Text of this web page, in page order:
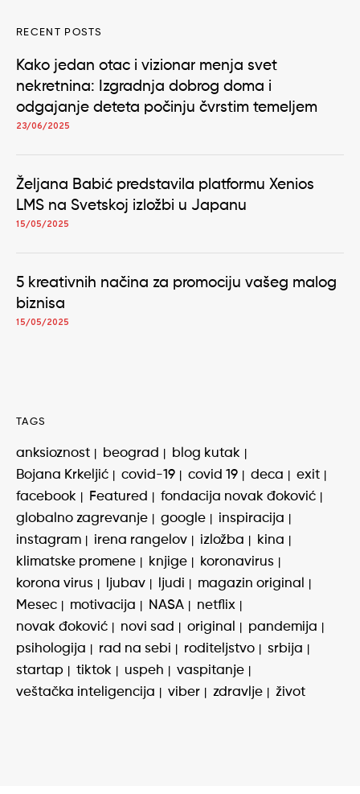
RECENT POSTS
Kako jedan otac i vizionar menja svet
nekretnina: Izgradnja dobrog doma i
odgajanje deteta počinju čvrstim temeljem
23/06/2025
Željana Babić predstavila platformu Xenios
LMS na Svetskoj izložbi u Japanu
15/05/2025
5 kreativnih načina za promociju vašeg malog
biznisa
15/05/2025
TAGS
anksioznost beograd
blog kutak
Bojana Krkeljić
covid-19 covid 19 deca
exit
facebook
Featured
fondacija novak đoković
globalno zagrevanje
google
inspiracija
instagram
irena rangelov izložba
kina
klimatske promene
knjige
koronavirus
korona virus
ljubav ljudi
magazin original
Mesec
motivacija NASA
netflix
novak đoković
novi sad original
pandemija
psihologija
rad na sebi roditeljstvo
srbija
startap
tiktok uspeh
vaspitanje
veštačka inteligencija
viber zdravlje život